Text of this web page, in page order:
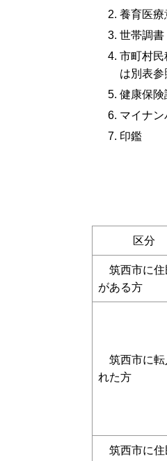
養育医
世帯調書
市町村
は別表参
健康保険
マイナ
印鑑
区分
筑西市に住
がある方
筑西市に転
れた方
筑西市に住